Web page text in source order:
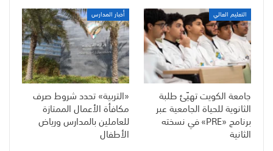
التعليم العالي
جامعة الكويت تهيّئ طلبة
الثانوية للحياة الجامعية عبر
برنامج «PRE» في نسخته
الثانية
أخبار المدارس
«التربية» تحدد شروط صرف
مكافأة الأعمال الممتازة
للعاملين بالمدارس ورياض
الأطفال